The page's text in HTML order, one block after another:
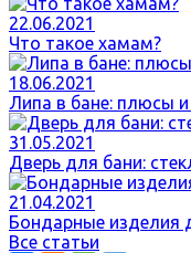
22.06.2021
Что такое хамам?
18.06.2021
Липа в бане: плюсы
31.05.2021
Дверь для бани:
21.04.2021
Бондарные изделия
Все статьи